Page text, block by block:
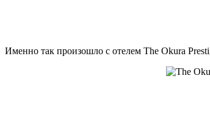
Именно так произошло с отелем The Okura